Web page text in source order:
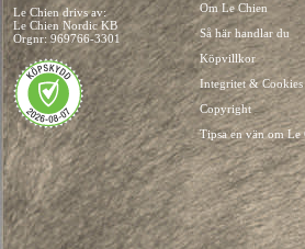
Le Chien drivs av:
Le Chien Nordic KB
Orgnr: 969766-3301
Om Le Chien
Så här handlar du
Köpvillkor
Integritet & Cookies
Copyright
Tipsa en vän om Le
HUNDKLÄDER, HUNDVÄSKOR,